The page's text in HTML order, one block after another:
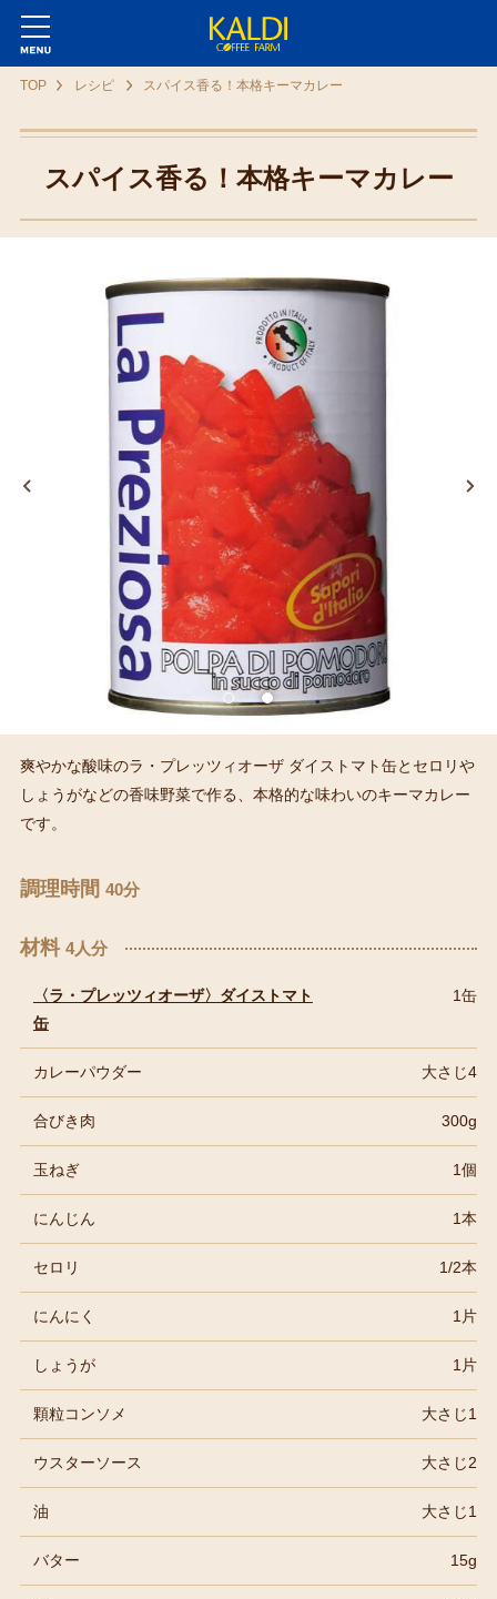
TOP レシピ スパイス香る！本格キーマカレー
スパイス香る！本格キーマカレー
爽やかな酸味のラ・プレッツィオーザ ダイストマト缶とセロリや
しょうがなどの香味野菜で作る、本格的な味わいのキーマカレー
です。
調理時間 40分
材料 4人分
〈ラ・プレッツィオーザ〉ダイストマト
缶
1缶
カレーパウダー 大さじ4
合びき肉 300g
玉ねぎ 1個
にんじん 1本
セロリ 1/2本
にんにく 1片
しょうが 1片
顆粒コンソメ 大さじ1
ウスターソース 大さじ2
油 大さじ1
バター 15g